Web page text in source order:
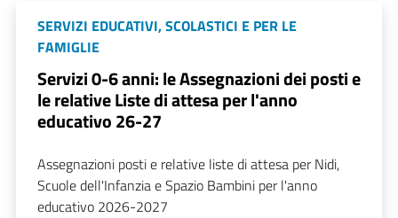
SERVIZI EDUCATIVI, SCOLASTICI E PER LE
FAMIGLIE
Servizi 0-6 anni: le Assegnazioni dei posti e
le relative Liste di attesa per l'anno
educativo 26-27
Assegnazioni posti e relative liste di attesa per Nidi,
Scuole dell'Infanzia e Spazio Bambini per l'anno
educativo 2026-2027